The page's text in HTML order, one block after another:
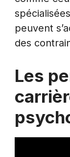
peuvent
des
Les